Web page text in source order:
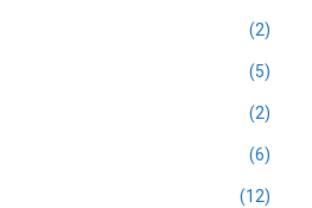
(2)
(5)
(2)
(6)
(12)